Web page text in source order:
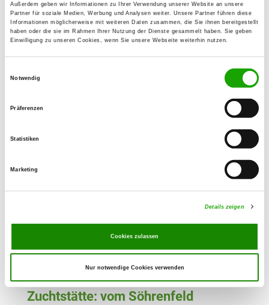
Außerdem geben wir Informationen zu Ihrer Verwendung unserer Website an unsere
Partner für soziale Medien, Werbung und Analysen weiter. Unsere Partner führen diese
Informationen möglicherweise mit weiteren Daten zusammen, die Sie ihnen bereitgestellt
haben oder die sie im Rahmen Ihrer Nutzung der Dienste gesammelt haben. Sie geben
Einwilligung zu unseren Cookies, wenn Sie unsere Webseite weiterhin nutzen.
Notwendig
Präferenzen
Statistiken
Marketing
Details zeigen
Cookies zulassen
Nur notwendige Cookies verwenden
Zuchtstätte: vom Zwinger am
Sindelbach
Brühlstr. 22
74653 Ingelfingen
Zuchtstätte: vom Ruschemer Wehr
Details
74219 Möckmühl
Zuchtstätte: vom Rößleinsberg
Johann-Andreas-Stutz-Str. 5
Derzeit keine Welpen
Zuchtstätte: vom Söhrenfeld